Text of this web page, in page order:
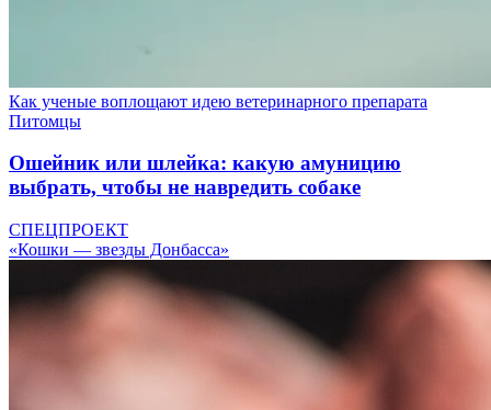
Как ученые воплощают идею ветеринарного препарата
Питомцы
Ошейник или шлейка: какую амуницию
выбрать, чтобы не навредить собаке
СПЕЦПРОЕКТ
«Кошки — звезды Донбасса»